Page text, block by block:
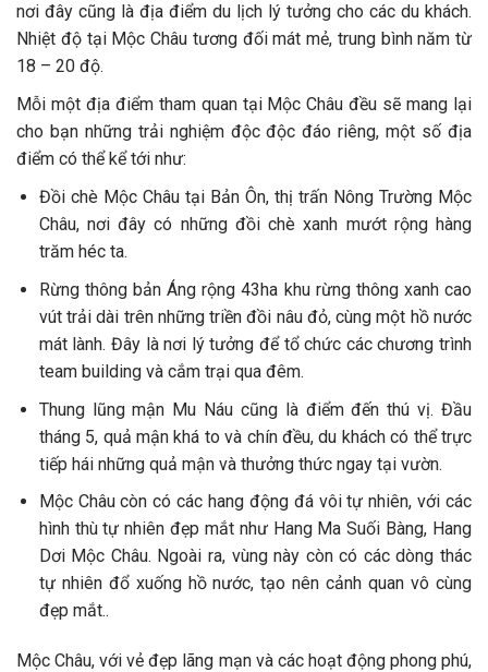
nơi đây cũng là địa điểm du lịch lý tưởng cho các du khách.
Nhiệt độ tại Mộc Châu tương đối mát mẻ, trung bình năm từ
18 – 20 độ.
Mỗi một địa điểm tham quan tại Mộc Châu đều sẽ mang lại
cho bạn những trải nghiệm độc độc đáo riêng, một số địa
điểm có thể kể tới như:
Đồi chè Mộc Châu tại Bản Ôn, thị trấn Nông Trường Mộc
Châu, nơi đây có những đồi chè xanh mướt rộng hàng
trăm héc ta.
Rừng thông bản Áng rộng 43ha khu rừng thông xanh cao
vút trải dài trên những triền đồi nâu đỏ, cùng một hồ nước
mát lành. Đây là nơi lý tưởng để tổ chức các chương trình
team building và cắm trại qua đêm.
Thung lũng mận Mu Náu cũng là điểm đến thú vị. Đầu
tháng 5, quả mận khá to và chín đều, du khách có thể trực
tiếp hái những quả mận và thưởng thức ngay tại vườn.
Mộc Châu còn có các hang động đá vôi tự nhiên, với các
hình thù tự nhiên đẹp mắt như Hang Ma Suối Bàng, Hang
Dơi Mộc Châu. Ngoài ra, vùng này còn có các dòng thác
tự nhiên đổ xuống hồ nước, tạo nên cảnh quan vô cùng
đẹp mắt..
Mộc Châu, với vẻ đẹp lãng mạn và các hoạt động phong phú,